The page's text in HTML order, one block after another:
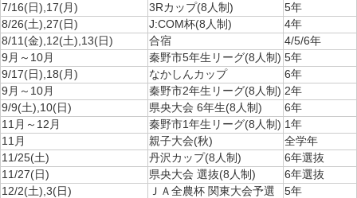
7/16(日),17(月)
3Rカップ(8人制)
5年
8/26(土),27(日)
J:COM杯(8人制)
4年
8/11(金),12(土),13(日)
合宿
4/5/6年
9月～10月
秦野市5年生リーグ(8人制) 5年
9/17(日),18(月)
なかしんカップ
6年
9月～10月
秦野市2年生リーグ(8人制) 2年
9/9(土),10(日)
県央大会 6年生(8人制)
6年
11月～12月
秦野市1年生リーグ(8人制) 1年
11月
親子大会(秋)
全学年
11/25(土)
丹沢カップ(8人制)
6年選抜
11/27(日)
県央大会 選抜(8人制)
6年選抜
12/2(土),3(日)
ＪＡ全農杯 関東大会予選
5年